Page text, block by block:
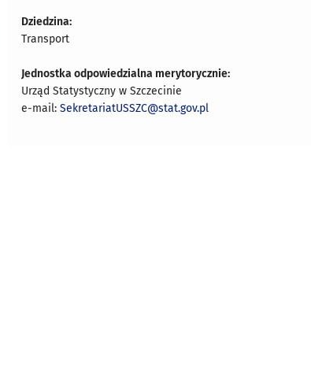
Dziedzina:
Transport
Jednostka odpowiedzialna merytorycznie:
Urząd Statystyczny w Szczecinie
e-mail:SekretariatUSSZC@stat.gov.pl